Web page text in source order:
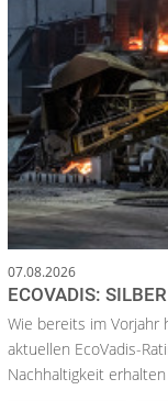
07.08.2026
ECOVADIS:
Wie bereits im Vorjahr
aktuellen EcoVadis-
Nachhaltigkeit erhalten